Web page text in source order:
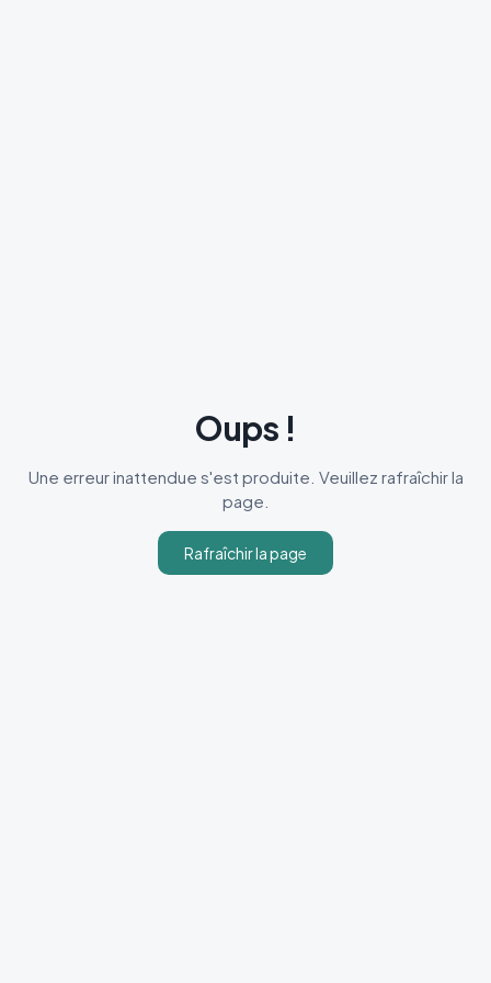
Oups !
Une erreur inattendue s'est produite. Veuillez rafraîchir la
page.
Rafraîchir la page